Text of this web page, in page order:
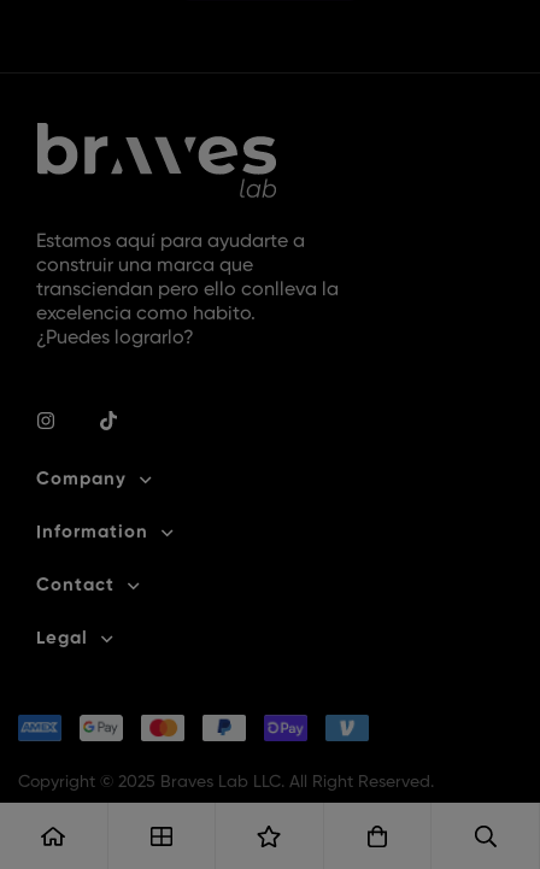
Estamos aquí para ayudarte a
construir una marca que
transciendan pero ello conlleva la
excelencia como habito.
¿Puedes lograrlo?
Company
Information
Contact
Legal
Copyright © 2025 Braves Lab LLC. All Right Reserved.